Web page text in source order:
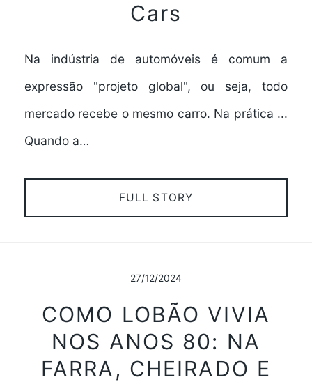
Cars
Na indústria de automóveis é comum a
expressão "projeto global", ou seja, todo
mercado recebe o mesmo carro. Na prática ...
Quando a…
FULL STORY
27/12/2024
COMO LOBÃO VIVIA
NOS ANOS 80: NA
FARRA, CHEIRADO E